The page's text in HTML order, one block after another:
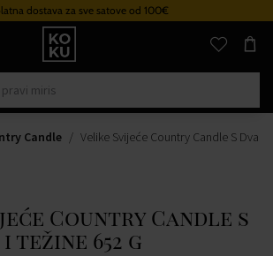
dostava za sve satove od 100€
Originalni
parfemi
satovi
na
mjestu
Candle
Velike Svijeće Country Candle S Dva
Country Candle s
652 g